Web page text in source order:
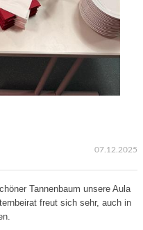
07.12.2025
Tannenbaum unsere Aula
freut sich sehr, auch in